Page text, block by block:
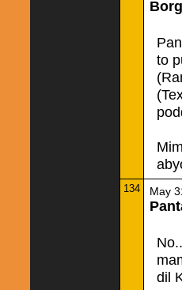
to
134 May
dil